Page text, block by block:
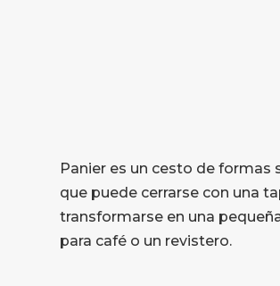
Panier es un cesto de formas
que puede cerrarse con una
transformarse en una
para café o un revistero.